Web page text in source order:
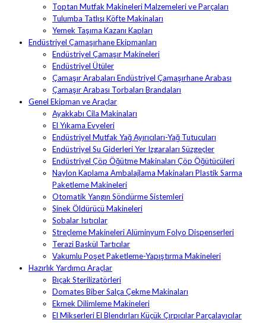
Toptan Mutfak Makineleri Malzemeleri ve Parçaları
Tulumba Tatlısı Köfte Makinaları
Yemek Taşıma Kazanı Kapları
Endüstriyel Çamaşırhane Ekipmanları
Endüstriyel Çamaşır Makineleri
Endüstriyel Ütüler
Çamaşır Arabaları Endüstriyel Çamaşırhane Arabası
Çamaşır Arabası Torbaları Brandaları
Genel Ekipman ve Araçlar
Ayakkabı Cila Makinaları
El Yıkama Evyeleri
Endüstriyel Mutfak Yağ Ayırıcıları-Yağ Tutucuları
Endüstriyel Su Giderleri Yer Izgaraları Süzgeçler
Endüstriyel Çöp Öğütme Makinaları Çöp Öğütücüleri
Naylon Kaplama Ambalajlama Makinaları Plastik Sarma
Paketleme Makineleri
Otomatik Yangın Söndürme Sistemleri
Sinek Öldürücü Makineleri
Sobalar Isıtıcılar
Streçleme Makineleri Alüminyum Folyo Dispenserleri
Terazi Baskül Tartıcılar
Vakumlu Poşet Paketleme-Yapıştırma Makineleri
Hazırlık Yardımcı Araçlar
Bıçak Sterilizatörleri
Domates Biber Salça Çekme Makinaları
Ekmek Dilimleme Makineleri
El Mikserleri El Blendırları Küçük Çırpıcılar Parçalayıcılar